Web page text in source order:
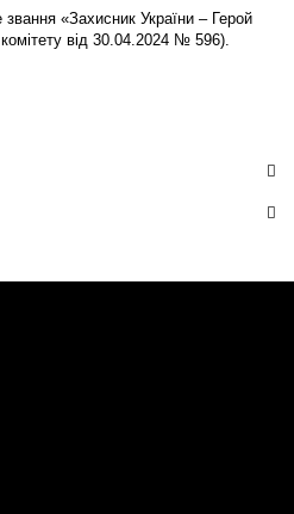
«Захисник України – Герой
від 30.04.2024 № 596).